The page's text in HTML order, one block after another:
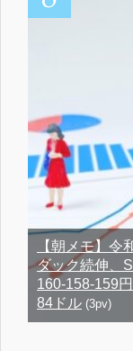
【朝メモ】
ダック続伸、
160-158-159
84ドル (3pv)